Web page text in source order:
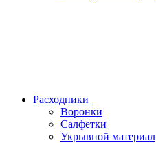
Расходники
Воронки
Салфетки
Укрывной материал